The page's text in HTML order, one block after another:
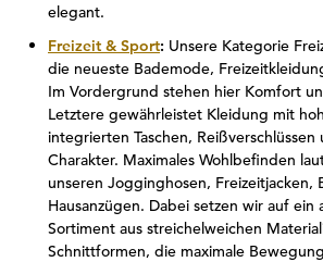
elegant.
Freizeit & Sport: Unsere Kategorie
die neueste Bademode,
Im Vordergrund stehen hier Komfort
Letztere gewährleistet Kleidung mit
integrierten Taschen,
Charakter. Maximales Wohlbefinden
unseren Jogginghosen, Freizeitjacken,
Hausanzügen. Dabei setzen wir auf ein
Sortiment aus streichelweichen
Schnittformen, die maximale